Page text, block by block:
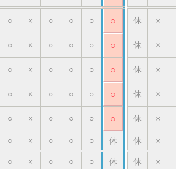
○ × ○ ○ ○ ○ 休 ×
○ × ○ ○ ○ ○ 休 ×
○ × ○ ○ ○ ○ 休 ×
○ × ○ ○ ○ ○ 休 ×
○ × ○ ○ ○ ○ 休 ×
○ × ○ ○ ○ 休 休 ×
○ × ○ ○ ○ 休 休 ×